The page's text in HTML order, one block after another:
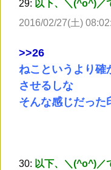
29: 以下、＼(^o^)／
2016/02/27(土)
>>26
ねこというより確
させるしな
そんな感じだった
30: 以下、＼(^o^)／